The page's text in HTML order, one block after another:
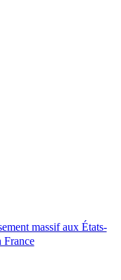
massif aux États-
France